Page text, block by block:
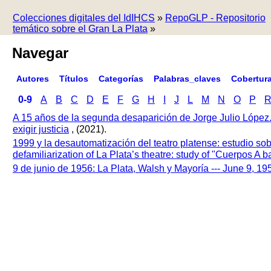
Colecciones digitales del IdIHCS » RepoGLP - Repositorio
temático sobre el Gran La Plata »
Navegar
Autores Títulos Categorías Palabras_claves
0-9 A B C D E F G H J L M N O P
R
A 15 años de la segunda desaparición de Jorge Julio
exigir justicia , (2021).
1999 y la desautomatización del teatro platense: estudio
defamiliarization of La Plata’s theatre: study of "Cuerpos A
9 de junio de 1956: La Plata, Walsh y Mayoría --- June 9,